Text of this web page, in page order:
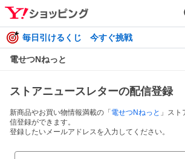
毎日引けるくじ 今すぐ挑戦
電せつNねっと
ストアニュースレターの配信登録
新商品やお買い物情報満載の「 電せつNねっと 」ス
信登録ができます。
登録したいメールアドレスを入力してください。